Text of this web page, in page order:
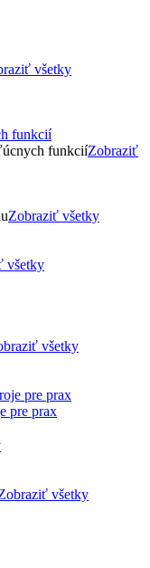
všetky
funkcií
funkciíZobraziť
Zobraziť všetky
všetky
všetky
pre prax
všetky